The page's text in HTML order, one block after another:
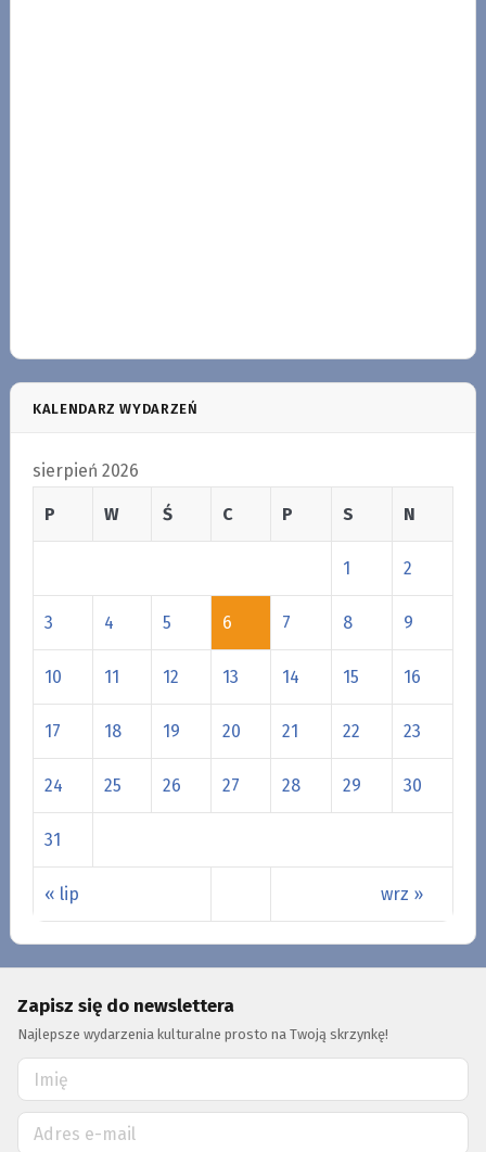
KALENDARZ WYDARZEŃ
sierpień 2026
P W Ś C P S N
« lip wrz »
1 2
3 4 5 6 7 8 9
10 11 12 13 14 15 16
17 18 19 20 21 22 23
24 25 26 27 28 29 30
31
Zapisz się do newslettera
Najlepsze wydarzenia kulturalne prosto na Twoją skrzynkę!